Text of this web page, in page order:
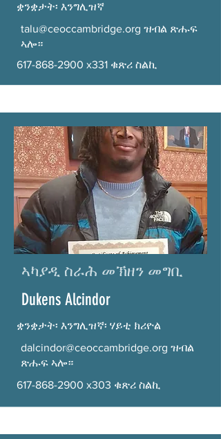
ቋንቋታት፡ እንግሊዝኛ
talu@ceoccambridge.org ዝብል ጽሑፍ
ኣሎ።
617-868-2900 x331 ቁጽሪ ስልኪ
ኣካያዲ ስራሕ መኽዘን መግቢ
Dukens Alcindor
ቋንቋታት፡ እንግሊዝኛ፡ ሃይቲ ክሪዮል
dalcindor@ceoccambridge.org ዝብል
ጽሑፍ ኣሎ።
617-868-2900 x303 ቁጽሪ ስልኪ